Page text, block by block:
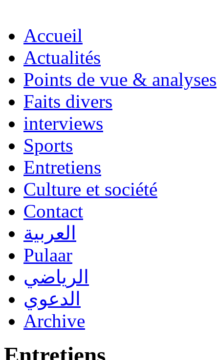
Accueil
Actualités
Points de vue & analyses
Faits divers
interviews
Sports
Entretiens
Culture et société
Contact
العربية
Pulaar
الرياضي
الدعوي
Archive